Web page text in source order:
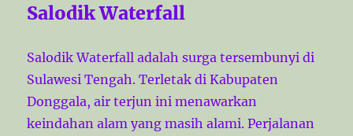
Salodik Waterfall
Salodik Waterfall adalah surga tersembunyi di
Sulawesi Tengah. Terletak di Kabupaten
Donggala, air terjun ini menawarkan
keindahan alam yang masih alami. Perjalanan